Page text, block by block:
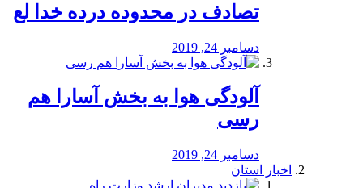
تصادف در محدوده درده خدا لع
دسامبر 24, 2019
آلودگی هوا به بخش آسارا هم
رسی
دسامبر 24, 2019
اخبار استان